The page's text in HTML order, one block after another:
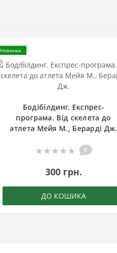
Новинка
Бодібілдинг. Експрес-
програма. Від скелета до
атлета Мейя М., Берарді Дж.
0
300 грн.
ДО КОШИКА